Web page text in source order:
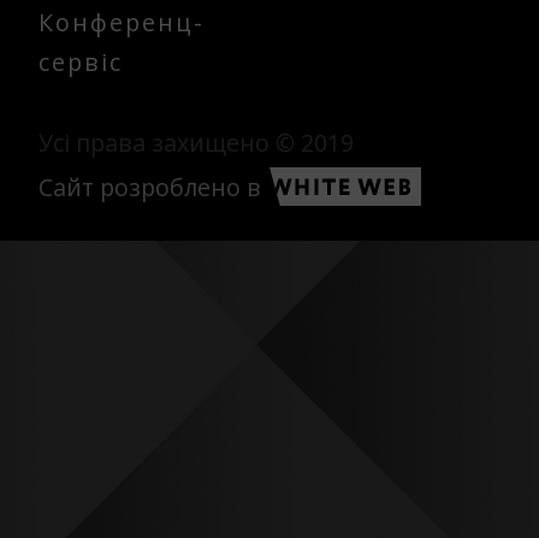
Конференц-
сервіс
Усі права захищено © 2019
Сайт розроблено в